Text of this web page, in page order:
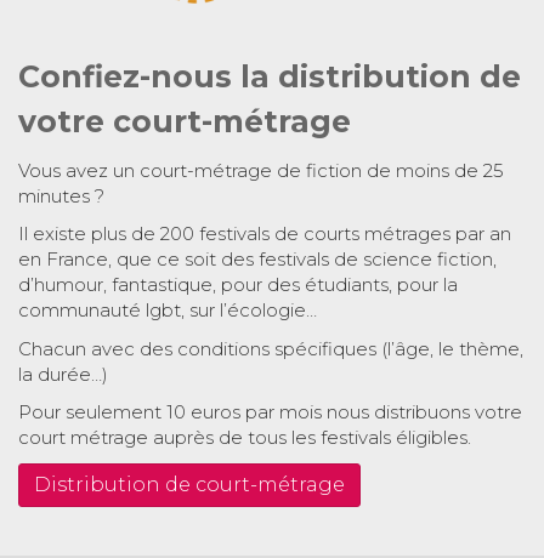
Confiez-nous la distribution de
votre court-métrage
Vous avez un court-métrage de fiction de moins de 25
minutes ?
Il existe plus de 200 festivals de courts métrages par an
en France, que ce soit des festivals de science fiction,
d’humour, fantastique, pour des étudiants, pour la
communauté lgbt, sur l’écologie…
Chacun avec des conditions spécifiques (l’âge, le thème,
la durée…)
Pour seulement 10 euros par mois nous distribuons votre
court métrage auprès de tous les festivals éligibles.
Distribution de court-métrage